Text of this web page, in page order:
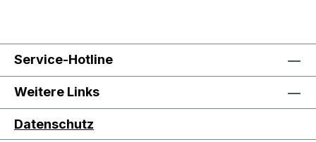
Service-Hotline
Weitere Links
Datenschutz